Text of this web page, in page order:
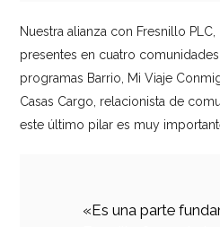
Nuestra alianza con Fresnillo
presentes en cuatro
programas Barrio, Mi Viaje
Casas Cargo, relacionista de
este último pilar es muy
«Es una parte